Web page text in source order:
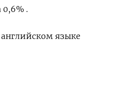
0,6% .​
языке